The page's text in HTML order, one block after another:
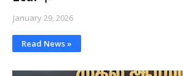
January 29, 2026
Read News »